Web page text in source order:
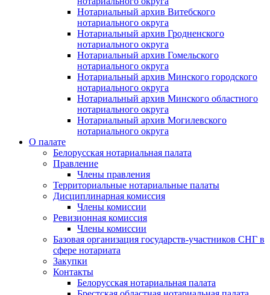
Нотариальный архив Витебского
нотариального округа
Нотариальный архив Гродненского
нотариального округа
Нотариальный архив Гомельского
нотариального округа
Нотариальный архив Минского городского
нотариального округа
Нотариальный архив Минского областного
нотариального округа
Нотариальный архив Могилевского
нотариального округа
О палате
Белорусская нотариальная палата
Правление
Члены правления
Территориальные нотариальные палаты
Дисциплинарная комиссия
Члены комиссии
Ревизионная комиссия
Члены комиссии
Базовая организация государств-участников СНГ в
сфере нотариата
Закупки
Контакты
Белорусская нотариальная палата